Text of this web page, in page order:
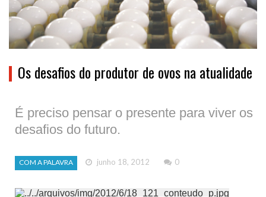
Os desafios do produtor de ovos na atualidade
É preciso pensar o presente para viver os
desafios do futuro.
COM A PALAVRA junho 18, 2012 0